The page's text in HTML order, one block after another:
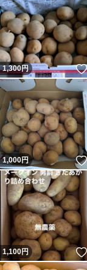
1,300円
1,000円
1,100円